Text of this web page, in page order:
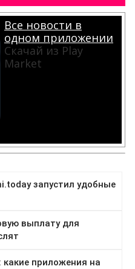
Все новости в
одном приложении
Скачай из Play
Market